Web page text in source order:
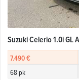
Suzuki Celerio 1.0i GL
7.490 €
68 pk